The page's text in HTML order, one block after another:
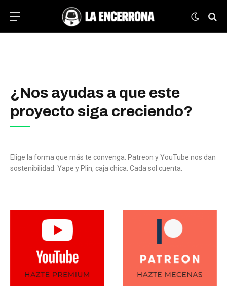
¿Nos ayudas a que este
proyecto siga creciendo?
Elige la forma que más te convenga. Patreon y YouTube nos dan
sostenibilidad. Yape y Plin, caja chica. Cada sol cuenta.